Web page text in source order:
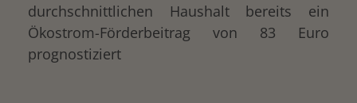
durchschnittlichen Haushalt bereits ein
Ökostrom-Förderbeitrag von 83 Euro
prognostiziert